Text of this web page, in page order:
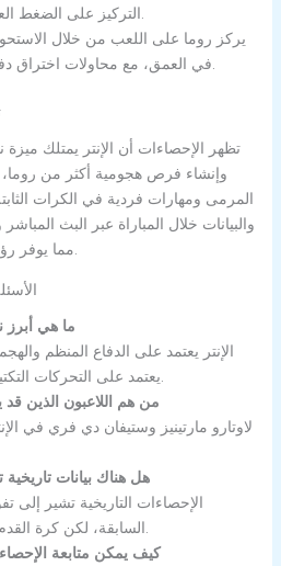
التركيز على الضغط العالي في وسط الملعب.
يركز روما على اللعب من خلال
في العمق، مع محاولات اختراق دفاع الخصم من الجانبين.
تظهر الإحصاءات أن الإنتر يمتلك
وإنشاء فرص هجومية أكثر من روما،
المرمى ومهارات فردية في الكرات
والبيانات خلال المباراة عبر البث
مما يوفر رؤية دقيقة لأداء اللاعبين والفرق.
ما هي أبرز
الإنتر يعتمد على الدفاع المنظم
يعتمد على التحركات التكتيكية والمهارات الفردية.
من هم اللاعبون الذين قد
لاوتارو مارتينيز وستيفان دي فري في
هل هناك بيانات تاريخية
الإحصاءات التاريخية تشير إلى
السابقة، لكن كرة القدم دائماً مليئة بالمفاجآت.
كيف يمكن متابعة